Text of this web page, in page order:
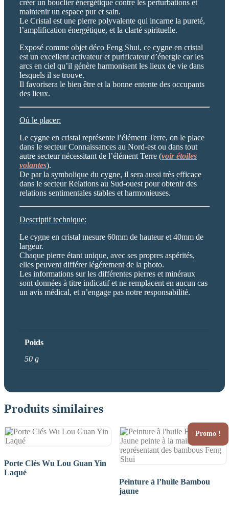
créer un bouclier énergétique contre les perturbations et
maintenir un espace pur et sain.
Le Cristal est une pierre polyvalente qui incarne la pureté,
l’amplification énergétique, et la clarté spirituelle.
Exposé comme objet déco Feng Shui, ce cygne en cristal
est un excellent activateur et purificateur d’énergie car les
arcs en ciel qu’il génère harmonisent les lieux de vie dans
lesquels il se trouve.
Il favorisera le bien être et la bonne entente des occupants
des lieux.
Où le placer:
Le cygne en cristal représente l’élément Terre, on le place
dans le secteur Connaissances au Nord-est ou dans tout
autre secteur nécessitant de l’élément Terre (voir étoiles
volantes).
De par la symbolique du cygne, il sera aussi très efficace
dans le secteur Relations au Sud-ouest pour obtenir des
relations sentimentales stables et harmonieuses.
Descriptif technique:
Le cygne en cristal mesure 60mm de hauteur et 40mm de
largeur.
Chaque pierre étant unique, avec ses propres aspérités,
elles peuvent différer légérement de la photo.
Les informations sur les différentes pierres et minéraux
sont données à titre indicatif et ne remplacent en aucun cas
un avis médical, et n’engage pas notre responsabilité.
Poids
50 g
Produits similaires
Porte Clés Wu Lou Guan Yin
Laqué
Promo !
Peinture à l’huile Bambou
jaune